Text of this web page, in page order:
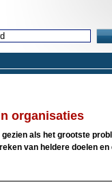
organisaties
als het grootste
van heldere doelen en